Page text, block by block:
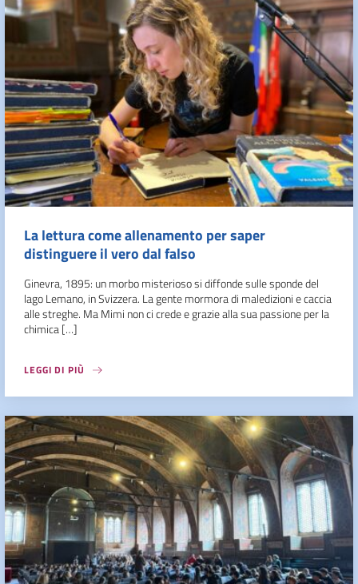
La lettura come allenamento per saper
distinguere il vero dal falso
Ginevra, 1895: un morbo misterioso si diffonde sulle sponde del
lago Lemano, in Svizzera. La gente mormora di maledizioni e caccia
alle streghe. Ma Mimi non ci crede e grazie alla sua passione per la
chimica […]
LEGGI DI PIÙ